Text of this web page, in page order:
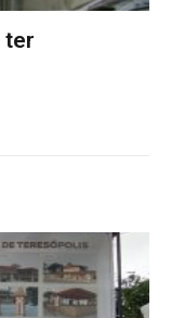
ter